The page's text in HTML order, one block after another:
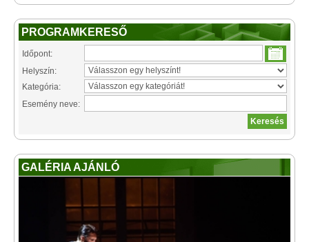
PROGRAMKERESŐ
Időpont:
Helyszín:
Kategória:
Esemény neve:
GALÉRIA AJÁNLÓ